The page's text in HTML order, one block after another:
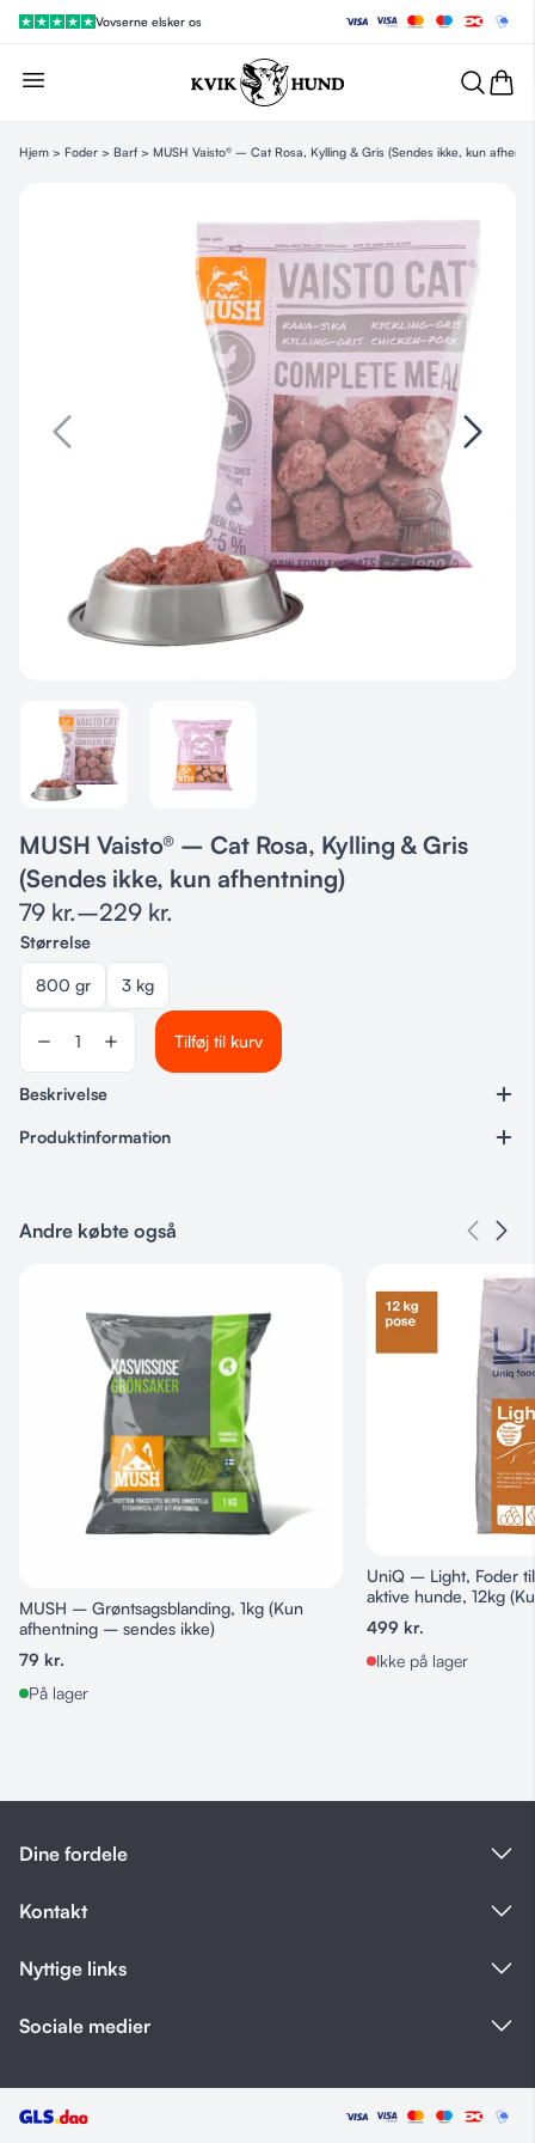
Vovserne elsker os
Hjem > Foder > Barf > MUSH Vaisto® – Cat Rosa, Kylling & Gris (Sendes ikke, kun
MUSH Vaisto® – Cat Rosa, Kylling & Gris
(Sendes ikke, kun afhentning)
79 kr.–229 kr.
Størrelse
800 gr 3 kg
Tilføj til kurv
Beskrivelse
Produktinformation
Kategorier
3 kg, 800 gr
Andre købte også
MUSH – Grøntsagsblanding, 1kg (Kun
afhentning – sendes ikke)
79 kr.
På lager
UniQ – Light, Foder
aktive hunde, 12kg
sendes ikke)
499 kr.
Ikke på lager
Dine fordele
Kontakt
Nyttige links
Sociale medier